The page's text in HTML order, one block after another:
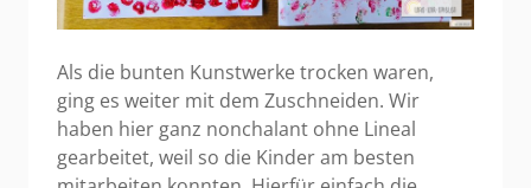
Als die bunten Kunstwerke trocken waren,
ging es weiter mit dem Zuschneiden. Wir
haben hier ganz nonchalant ohne Lineal
gearbeitet, weil so die Kinder am besten